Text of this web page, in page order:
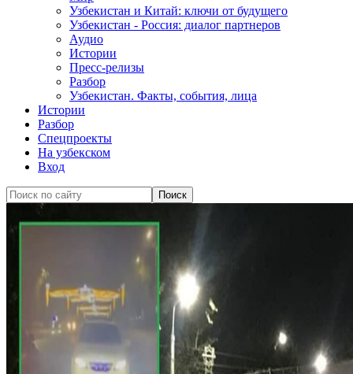
Узбекистан и Китай: ключи от будущего
Узбекистан - Россия: диалог партнеров
Аудио
Истории
Пресс-релизы
Разбор
Узбекистан. Факты, события, лица
Истории
Разбор
Спецпроекты
На узбекском
Вход